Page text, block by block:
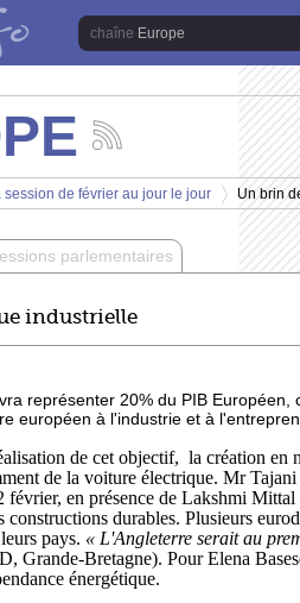
Europe
les
actualités
de
chaîne
Europe
session de février au jour le jour
>
Un brin
parlementaires
industrielle
représenter 20% du PIB
européen à l'industrie et à
de cet objectif, la création
de la voiture électrique. Mr
février, en présence de Lakshmi
durables. Plusieurs
pays. « L'Angleterre serait au
Grande-Bretagne). Pour Elena
énergétique.